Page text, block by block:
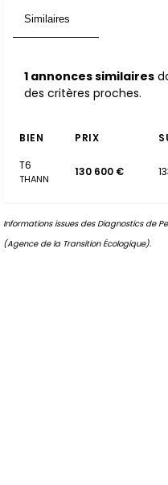
Similaires
1 annonces similaires
des critères proches.
BIEN PRIX
T6
THANN
130 600 €
Informations issues des Diagnostics de
(Agence de la Transition Écologique).